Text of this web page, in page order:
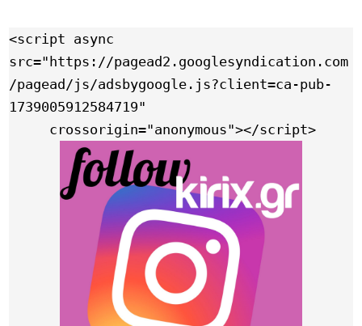
<script async
src="https://pagead2.googlesyndication.com
/pagead/js/adsbygoogle.js?client=ca-pub-
1739005912584719"
     crossorigin="anonymous"></script>